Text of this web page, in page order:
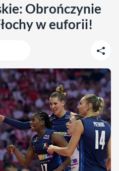
Obrończynie
w euforii!